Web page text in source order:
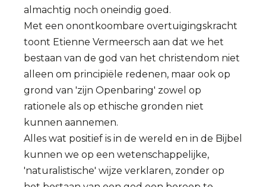
almachtig noch oneindig goed.
Met een onontkoombare overtuigingskracht
toont Etienne Vermeersch aan dat we het
bestaan van de god van het christendom niet
alleen om principiële redenen, maar ook op
grond van 'zijn Openbaring' zowel op
rationele als op ethische gronden niet
kunnen aannemen.
Alles wat positief is in de wereld en in de Bijbel
kunnen we op een wetenschappelijke,
'naturalistische' wijze verklaren, zonder op